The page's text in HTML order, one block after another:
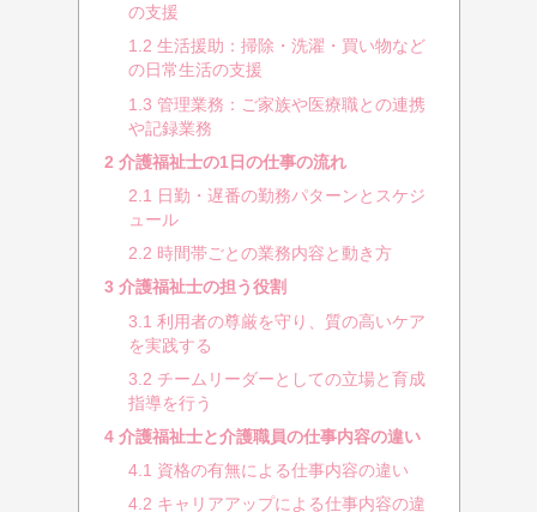
の支援
1.2 生活援助：掃除・洗濯・買い物など
の日常生活の支援
1.3 管理業務：ご家族や医療職との連携
や記録業務
2 介護福祉士の1日の仕事の流れ
2.1 日勤・遅番の勤務パターンとスケジ
ュール
2.2 時間帯ごとの業務内容と動き方
3 介護福祉士の担う役割
3.1 利用者の尊厳を守り、質の高いケア
を実践する
3.2 チームリーダーとしての立場と育成
指導を行う
4介護福祉士と介護職員の仕事内容の違い
4.1 資格の有無による仕事内容の違い
4.2 キャリアアップによる仕事内容の違